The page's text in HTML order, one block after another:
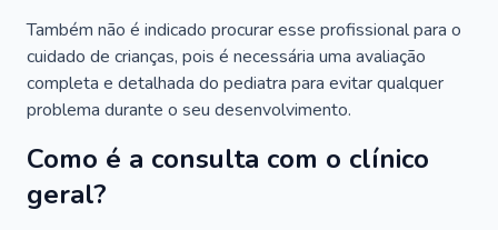
Também não é indicado procurar esse profissional para o
cuidado de crianças, pois é necessária uma avaliação
completa e detalhada do pediatra para evitar qualquer
problema durante o seu desenvolvimento.
Como é a consulta com o clínico
geral?